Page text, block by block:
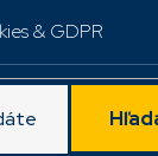
& GDPR